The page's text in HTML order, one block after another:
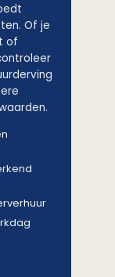
Of je
of